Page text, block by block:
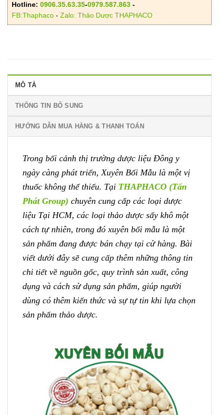
Hotline: 0906.35.63.35-0979.587.863 -
FB:Thaphaco - Zalo: Thảo Dược THAPHACO
MÔ TẢ
THÔNG TIN BỔ SUNG
HƯỚNG DẪN MUA HÀNG & THANH TOÁN
Trong bối cảnh thị trường dược liệu Đông y
ngày càng phát triển, Xuyên Bối Mẫu là một vị
thuốc không thể thiếu. Tại THAPHACO (Tấn
Phát Group) chuyên cung cấp các loại dược
liệu Tại HCM, các loại thảo dược sấy khô một
cách tự nhiên, trong đó xuyên bối mẫu là một
sản phẩm đang được bán chạy tại cử hàng. Bài
viết dưới đây sẽ cung cấp thêm những thông tin
chi tiết về nguồn gốc, quy trình sản xuất, công
dụng và cách sử dụng sản phẩm, giúp người
dùng có thêm kiến thức và sự tự tin khi lựa chọn
sản phẩm thảo dược.